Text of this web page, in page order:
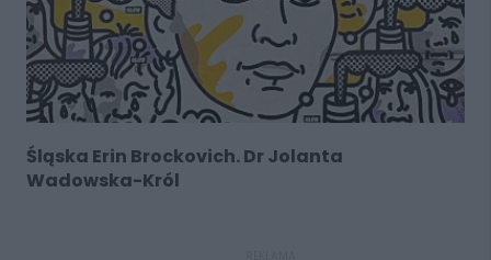
Śląska Erin Brockovich. Dr Jolanta
Wadowska-Król